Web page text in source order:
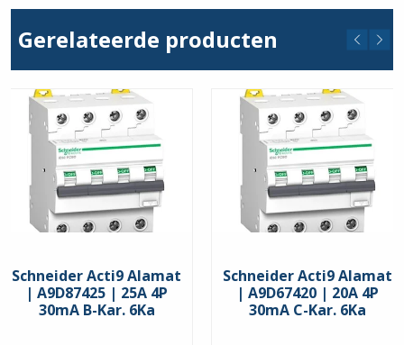
C
Nom. Foutstroom
30mA
Gerelateerde producten
Schneider Acti9 Alamat
| A9D87425 | 25A 4P
30mA B-Kar. 6Ka
Schneider Acti9 Alamat
| A9D67420 | 20A 4P
30mA C-Kar. 6Ka